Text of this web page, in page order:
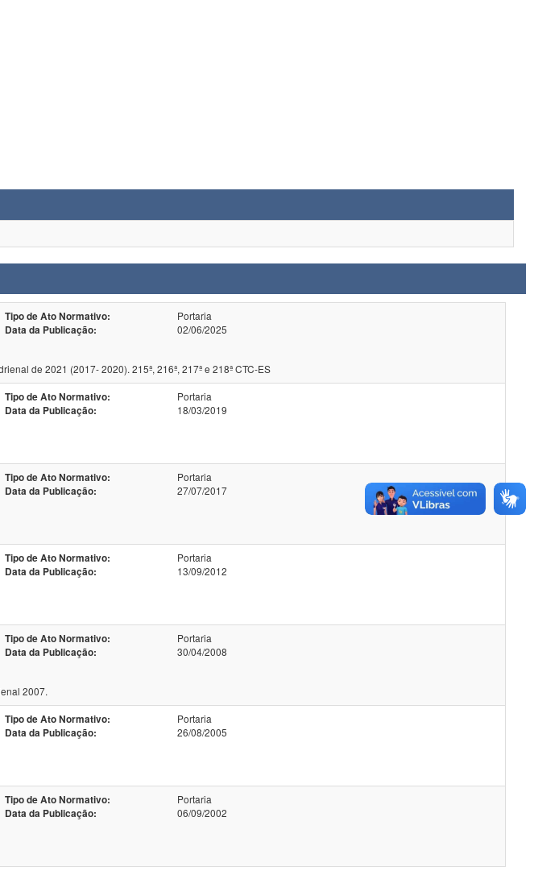
Tipo de Ato Normativo:
Portaria
Data da Publicação:
02/06/2025
de 2021 (2017- 2020). 215ª, 216ª, 217ª e 218ª CTC-ES
Tipo de Ato Normativo:
Portaria
Data da Publicação:
18/03/2019
Tipo de Ato Normativo:
Portaria
Data da Publicação:
27/07/2017
Tipo de Ato Normativo:
Portaria
Data da Publicação:
13/09/2012
Tipo de Ato Normativo:
Portaria
Data da Publicação:
30/04/2008
2007.
Tipo de Ato Normativo:
Portaria
Data da Publicação:
26/08/2005
Tipo de Ato Normativo:
Portaria
Data da Publicação:
06/09/2002